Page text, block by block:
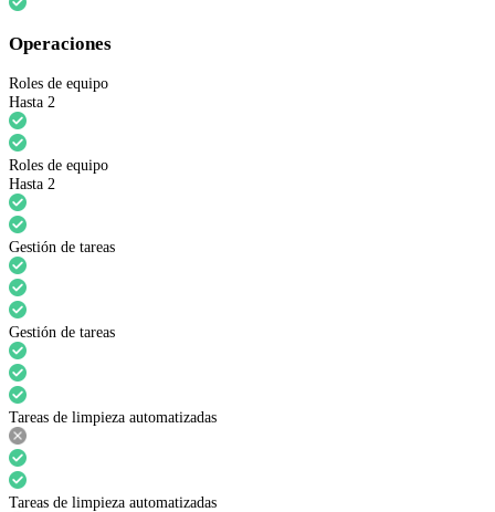
Operaciones
Roles de equipo
Hasta 2
Roles de equipo
Hasta 2
Gestión de tareas
Gestión de tareas
Tareas de limpieza automatizadas
Tareas de limpieza automatizadas